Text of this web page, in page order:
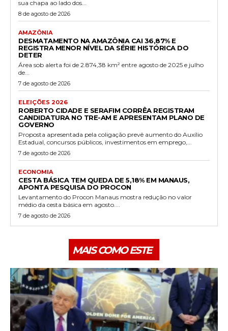
sua chapa ao lado dos...
8 de agosto de 2026
AMAZÔNIA
DESMATAMENTO NA AMAZÔNIA CAI 36,87% E
REGISTRA MENOR NÍVEL DA SÉRIE HISTÓRICA DO
DETER
Área sob alerta foi de 2.874,38 km² entre agosto de 2025 e julho
de...
7 de agosto de 2026
ELEIÇÕES 2026
ROBERTO CIDADE E SERAFIM CORRÊA REGISTRAM
CANDIDATURA NO TRE-AM E APRESENTAM PLANO DE
GOVERNO
Proposta apresentada pela coligação prevê aumento do Auxílio
Estadual, concursos públicos, investimentos em emprego,...
7 de agosto de 2026
ECONOMIA
CESTA BÁSICA TEM QUEDA DE 5,18% EM MANAUS,
APONTA PESQUISA DO PROCON
Levantamento do Procon Manaus mostra redução no valor
médio da cesta básica em agosto....
7 de agosto de 2026
MAIS COMO ESTE